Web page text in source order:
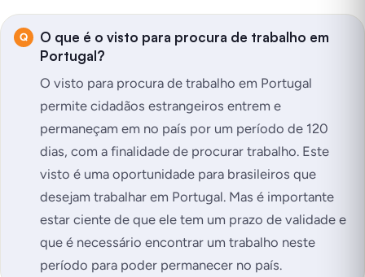
O que é o visto para procura de trabalho em
Portugal?
O visto para procura de trabalho em Portugal
permite cidadãos estrangeiros entrem e
permaneçam em no país por um período de 120
dias, com a finalidade de procurar trabalho. Este
visto é uma oportunidade para brasileiros que
desejam trabalhar em Portugal. Mas é importante
estar ciente de que ele tem um prazo de validade e
que é necessário encontrar um trabalho neste
período para poder permanecer no país.